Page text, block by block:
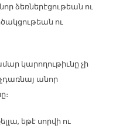
ձեռներէցութեան ու
ու
կարողութիւնը չի
անոր
եթէ սորվի ու